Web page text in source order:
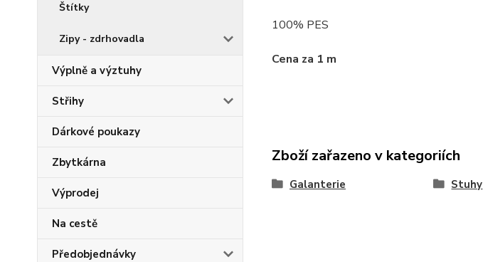
Štítky
Zipy - zdrhovadla
Výplně a výztuhy
Střihy
Dárkové poukazy
Zbytkárna
Výprodej
Na cestě
Předobjednávky
100% PES
Cena za 1 m
Zboží zařazeno v kategoriích
Galanterie Stuhy